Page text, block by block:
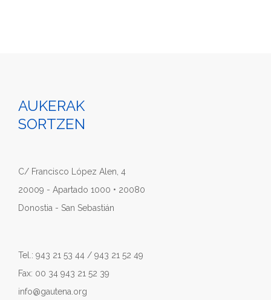
AUKERAK
SORTZEN
C/ Francisco López Alen, 4
20009 - Apartado 1000 • 20080
Donostia - San Sebastián
Tel.: 943 21 53 44 / 943 21 52 49
Fax: 00 34 943 21 52 39
info@gautena.org